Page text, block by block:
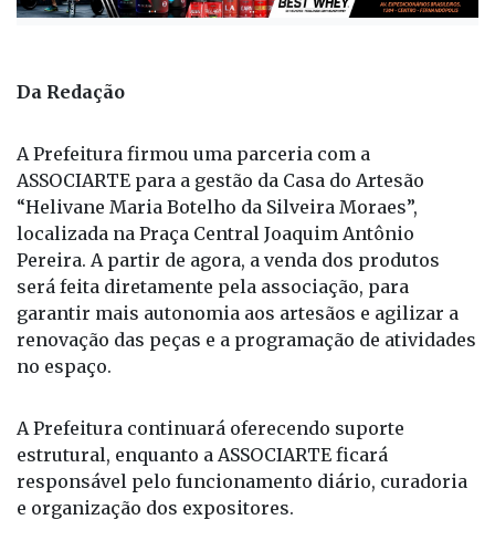
Da Redação
A Prefeitura firmou uma parceria com a
ASSOCIARTE para a gestão da Casa do Artesão
“Helivane Maria Botelho da Silveira Moraes”,
localizada na Praça Central Joaquim Antônio
Pereira. A partir de agora, a venda dos produtos
será feita diretamente pela associação, para
garantir mais autonomia aos artesãos e agilizar a
renovação das peças e a programação de atividades
no espaço.
A Prefeitura continuará oferecendo suporte
estrutural, enquanto a ASSOCIARTE ficará
responsável pelo funcionamento diário, curadoria
e organização dos expositores.